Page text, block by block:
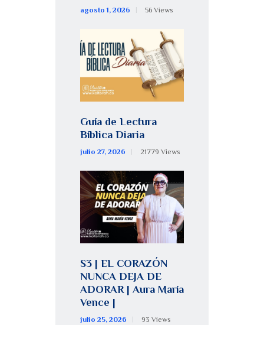
agosto 1, 2026 56 Views
Guía de Lectura
Bíblica Diaria
julio 27, 2026 21779 Views
S3 | EL CORAZÓN
NUNCA DEJA DE
ADORAR | Aura María
Vence |
julio 25, 2026 93 Views